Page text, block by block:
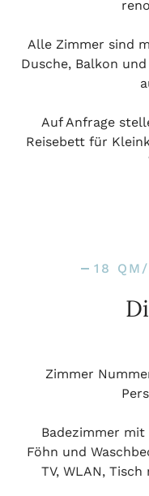
Alle Zimmer sind
Dusche, Balkon
Auf Anfrage
Reisebett für
18
Zimmer
Badezimmer mit
Föhn und
TV, WLAN,